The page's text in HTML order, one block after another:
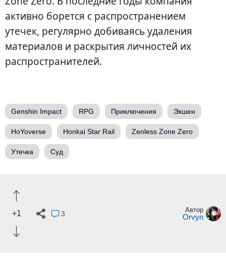
активно борется с распространением
утечек, регулярно добиваясь удаления
материалов и раскрытия личностей их
распространителей.
Genshin Impact RPG Приключения Экшен
HoYoverse Honkai Star Rail Zenless Zone Zero
Утечка Суд
+1 3 Автор
Orvyn